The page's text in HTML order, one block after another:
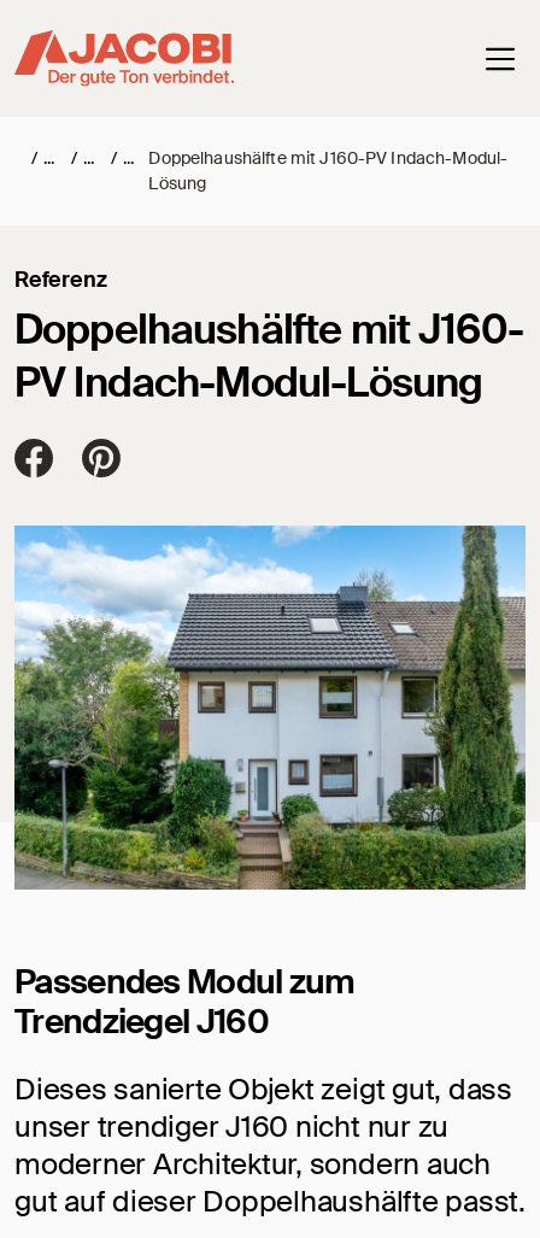
/ / /
Doppelhaushälfte mit J160-PV Indach-Modul-
Lösung
Doppelhaushälfte mit J160-
PV Indach-Modul-Lösung
Referenz
Jacobi Dachziegel auf FaceBook
Jacobi Dachziegel auf Pinterest
Passendes Modul zum
Trendziegel J160
Dieses sanierte Objekt zeigt gut, dass
unser trendiger J160 nicht nur zu
moderner Architektur, sondern auch
gut auf dieser Doppelhaushälfte passt.